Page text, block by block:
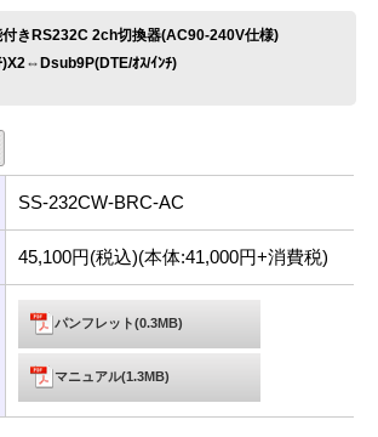
きRS232C 2ch切換器(AC90-240V仕様)
)X2⇔Dsub9P(DTE/ｵｽ/ｲﾝﾁ)
SS-232CW-BRC-AC
45,100円(税込)(本体:41,000円+消費税)
パンフレット(0.3MB)
マニュアル(1.3MB)